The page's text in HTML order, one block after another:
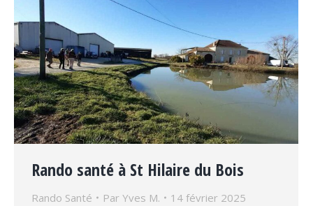
Rando santé à St Hilaire du Bois
Rando Santé Par Yves M. 14 février 2025